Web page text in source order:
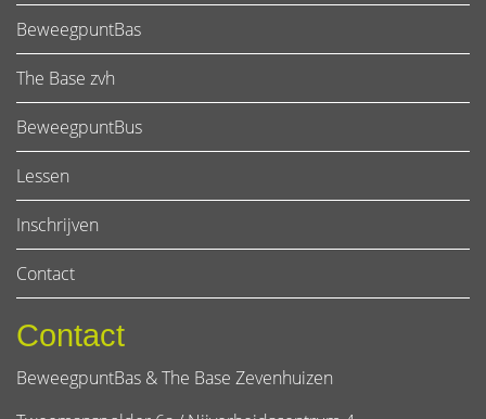
BeweegpuntBas
The Base zvh
BeweegpuntBus
Lessen
Inschrijven
Contact
Contact
BeweegpuntBas & The Base Zevenhuizen